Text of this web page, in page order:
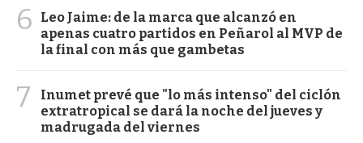
6
Leo Jaime: de la marca que alcanzó en
apenas cuatro partidos en Peñarol al MVP de
la final con más que gambetas
7
Inumet prevé que "lo más intenso" del ciclón
extratropical se dará la noche del jueves y
madrugada del viernes